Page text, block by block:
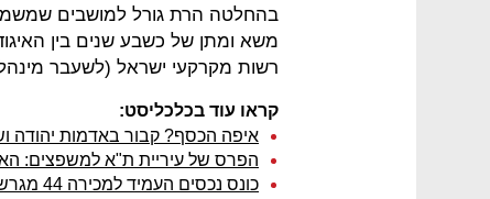
בהחלטה הרת גורל למושבים
משא ומתן של כשבע שנים בין
רשות מקרקעי ישראל (לשעבר
קראו עוד בכלכליסט:
איפה הכסף? קבור באדמות יהודה
הפרס של עיריית ת"א למשפצים:
כונס נכסים העמיד למכירה 44 מגרשים למגורים בישוב שריגים לאון